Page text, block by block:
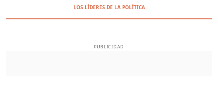
LOS LÍDERES DE LA POLÍTICA
PUBLICIDAD